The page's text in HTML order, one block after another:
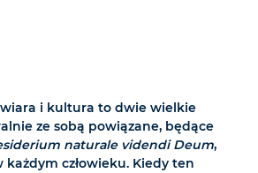
i kultura to dwie wielkie
ze sobą powiązane, będące
naturale videndi Deum,
człowieku. Kiedy ten